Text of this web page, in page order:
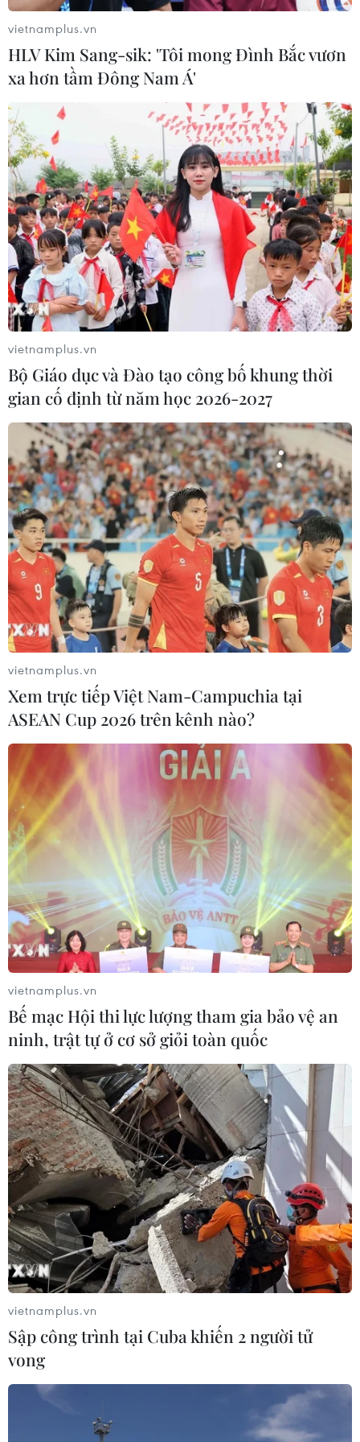
Mỹ trả lại Malaysia hàng trăm triệu USD
thất thoát từ Quỹ 1MDB
15/04/2020 03:07
Bộ Tư pháp Mỹ thông báo nước này đã trả lại cho
Chính phủ Malaysia số tiền 300 triệu USD bị thất thoát
từ Quỹ đầu tư nhà nước Malaysia (1MDB) và đã được
Mỹ đạt thỏa thuận thu hồi 49 triệu USD
liên quan quỹ 1MDB
07/05/2020 06:51
Bộ Tư pháp Mỹ cho biết đã giải quyết các vụ kiện thu
Khadem al-Qubaisi có được bằng cách sử dụng các
khoản tiền bị cáo buộc chiếm dụng từ quỹ 1MDB...
Malaysia hủy một vụ kiện liên quan bê bối
quỹ đầu tư 1MDB
14/05/2020 09:31
Ông Riza Aziz, đồng sáng lập Red Granite, hãng sản
xuất bộ phim ''Sói già phố Wall,'' bị cáo buộc năm tội
danh rửa tiền hồi năm 2019, liên quan việc nhận 248
triệu USD tiền biển thủ từ quỹ 1MDB.
vietnamplus.vn
HLV Kim Sang-sik: 'Tôi mong Đình Bắc vươn
xa hơn tầm Đông Nam Á'
vietnamplus.vn
Bộ Giáo dục và Đào tạo công bố khung thời
gian cố định từ năm học 2026-2027
vietnamplus.vn
Xem trực tiếp Việt Nam-Campuchia tại
ASEAN Cup 2026 trên kênh nào?
vietnamplus.vn
Bế mạc Hội thi lực lượng tham gia bảo vệ an
ninh, trật tự ở cơ sở giỏi toàn quốc
vietnamplus.vn
Sập công trình tại Cuba khiến 2 người tử
vong